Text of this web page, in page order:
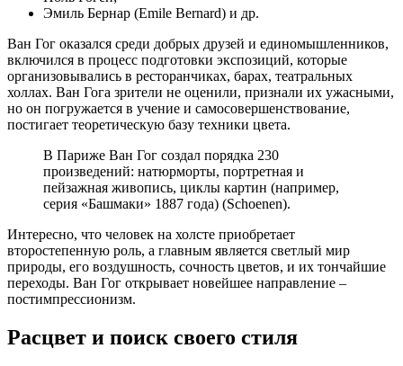
Эмиль Бернар (Emile Bernard) и др.
Ван Гог оказался среди добрых друзей и единомышленников,
включился в процесс подготовки экспозиций, которые
организовывались в ресторанчиках, барах, театральных
холлах. Ван Гога зрители не оценили, признали их ужасными,
но он погружается в учение и самосовершенствование,
постигает теоретическую базу техники цвета.
В Париже Ван Гог создал порядка 230
произведений: натюрморты, портретная и
пейзажная живопись, циклы картин (например,
серия «Башмаки» 1887 года) (Schoenen).
Интересно, что человек на холсте приобретает
второстепенную роль, а главным является светлый мир
природы, его воздушность, сочность цветов, и их тончайшие
переходы. Ван Гог открывает новейшее направление –
постимпрессионизм.
Расцвет и поиск своего стиля